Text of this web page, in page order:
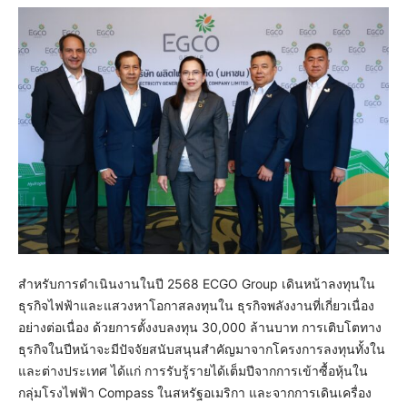
สำหรับการดำเนินงานในปี 2568 ECGO Group เดินหน้าลงทุนใน
ธุรกิจไฟฟ้าและแสวงหาโอกาสลงทุนใน ธุรกิจพลังงานที่เกี่ยวเนื่อง
อย่างต่อเนื่อง ด้วยการตั้งงบลงทุน 30,000 ล้านบาท การเติบโตทาง
ธุรกิจในปีหน้าจะมีปัจจัยสนับสนุนสำคัญมาจากโครงการลงทุนทั้งใน
และต่างประเทศ ได้แก่ การรับรู้รายได้เต็มปีจากการเข้าซื้อหุ้นใน
กลุ่มโรงไฟฟ้า Compass ในสหรัฐอเมริกา และจากการเดินเครื่อง